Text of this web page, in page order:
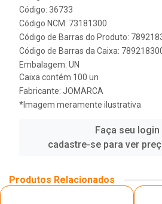
Código: 36733
Código NCM: 73181300
Código de Barras do Produto:
Código de Barras da Caixa:
Embalagem: UN
Caixa contém 100 un
Fabricante: JOMARCA
*Imagem meramente ilustrativa
Faça seu login
cadastre-se para ver
Produtos Relacionados